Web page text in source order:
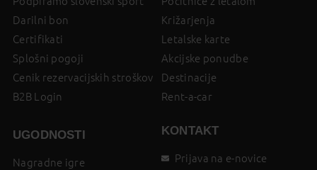
Darilni bon
Certifikati
Splošni pogoji
Cenik rezervacijskih stroškov
B2B Login
UGODNOSTI
Nagradne igre
Križarjenja
Letalske karte
Akcijske ponudbe
Destinacije
Rent-a-car
KONTAKT
Prijava na e-novice